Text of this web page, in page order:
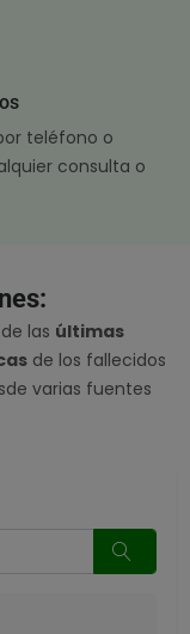
teléfono o
consulta o
las últimas
de los fallecidos
varias fuentes